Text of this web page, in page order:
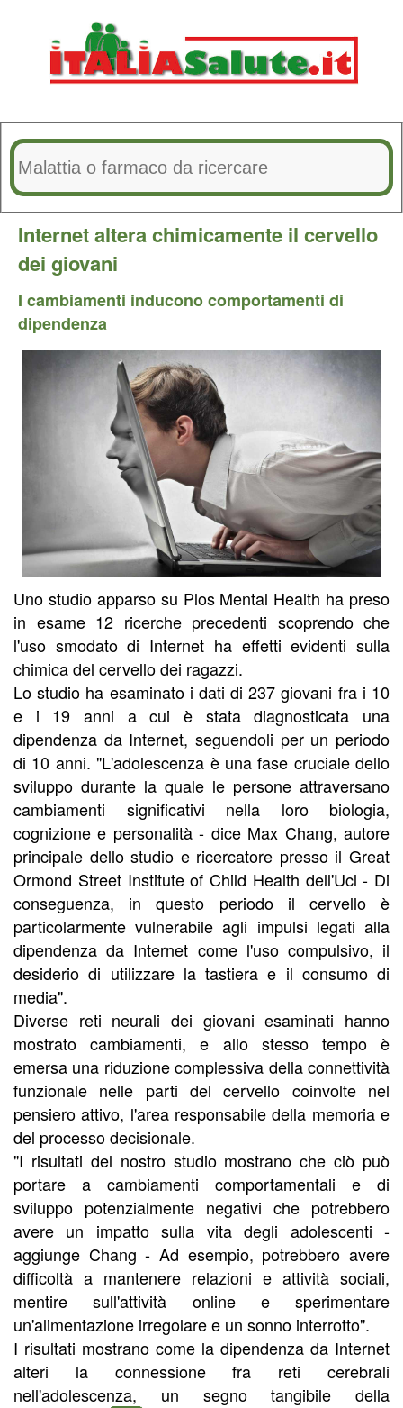
Internet altera chimicamente il cervello
dei giovani
I cambiamenti inducono comportamenti di
dipendenza
Uno studio apparso su Plos Mental Health ha preso
in esame 12 ricerche precedenti scoprendo che
l'uso smodato di Internet ha effetti evidenti sulla
chimica del cervello dei ragazzi.
Lo studio ha esaminato i dati di 237 giovani fra i 10
e i 19 anni a cui è stata diagnosticata una
dipendenza da Internet, seguendoli per un periodo
di 10 anni. "L'adolescenza è una fase cruciale dello
sviluppo durante la quale le persone attraversano
cambiamenti significativi nella loro biologia,
cognizione e personalità - dice Max Chang, autore
principale dello studio e ricercatore presso il Great
Ormond Street Institute of Child Health dell'Ucl - Di
conseguenza, in questo periodo il cervello è
particolarmente vulnerabile agli impulsi legati alla
dipendenza da Internet come l'uso compulsivo, il
desiderio di utilizzare la tastiera e il consumo di
media".
Diverse reti neurali dei giovani esaminati hanno
mostrato cambiamenti, e allo stesso tempo è
emersa una riduzione complessiva della connettività
funzionale nelle parti del cervello coinvolte nel
pensiero attivo, l'area responsabile della memoria e
del processo decisionale.
"I risultati del nostro studio mostrano che ciò può
portare a cambiamenti comportamentali e di
sviluppo potenzialmente negativi che potrebbero
avere un impatto sulla vita degli adolescenti -
aggiunge Chang - Ad esempio, potrebbero avere
difficoltà a mantenere relazioni e attività sociali,
mentire sull'attività online e sperimentare
un'alimentazione irregolare e un sonno interrotto".
I risultati mostrano come la dipendenza da Internet
alteri la connessione fra reti cerebrali
nell'adolescenza, un segno tangibile della